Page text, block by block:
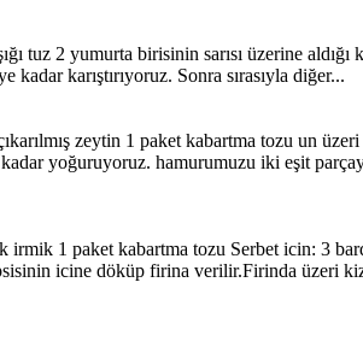
tuz 2 yumurta birisinin sarısı üzerine
kadar karıştırıyoruz. Sonra sırasıyla diğer...
zeytin 1 paket kabartma tozu un üzeri
yoğuruyoruz. hamurumuzu iki eşit
1 paket kabartma tozu Serbet icin: 3
icine döküp firina verilir.Firinda üzeri